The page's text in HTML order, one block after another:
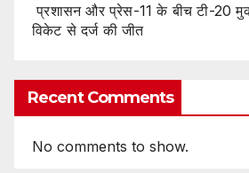
प्रशासन और प्रेस-11 के बीच टी-20
विकेट से दर्ज की जीत
Recent Comments
No comments to show.